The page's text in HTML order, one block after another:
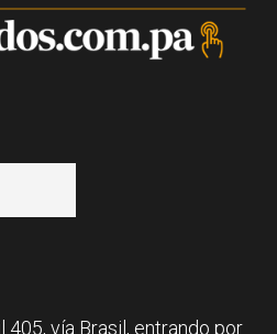
vía Brasil, entrando por